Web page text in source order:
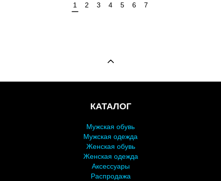
1 2 3 4 5 6 7
КАТАЛОГ
Мужская обувь
Мужская одежда
Женская обувь
Женская одежда
Аксессуары
Распродажа